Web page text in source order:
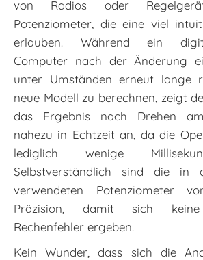
von Radios oder
Potenziometer, die eine viel
erlauben. Während ein
Computer nach der Änderung
unter Umständen erneut lange
neue Modell zu berechnen, zeigt
das Ergebnis nach Drehen
nahezu in Echtzeit an, da die
lediglich wenige
Selbstverständlich sind die in
verwendeten Potenziometer
Präzision, damit sich keine
Rechenfehler ergeben.
Kein Wunder, dass sich die